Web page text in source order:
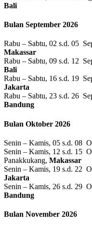
Bali
Bulan September 2026
Rabu – Sabtu, 02 s.d. 05
Makassar
Rabu – Sabtu, 09 s.d. 12
Bali
Rabu – Sabtu, 16 s.d. 19
Jakarta
Rabu – Sabtu, 23 s.d. 26
Bandung
Bulan Oktober 2026
Senin – Kamis, 05 s.d. 08
Senin – Kamis, 12 s.d. 15
Panakkukang, Makassar
Senin – Kamis, 19 s.d. 22
Jakarta
Senin – Kamis, 26 s.d. 29
Bandung
Bulan November 2026